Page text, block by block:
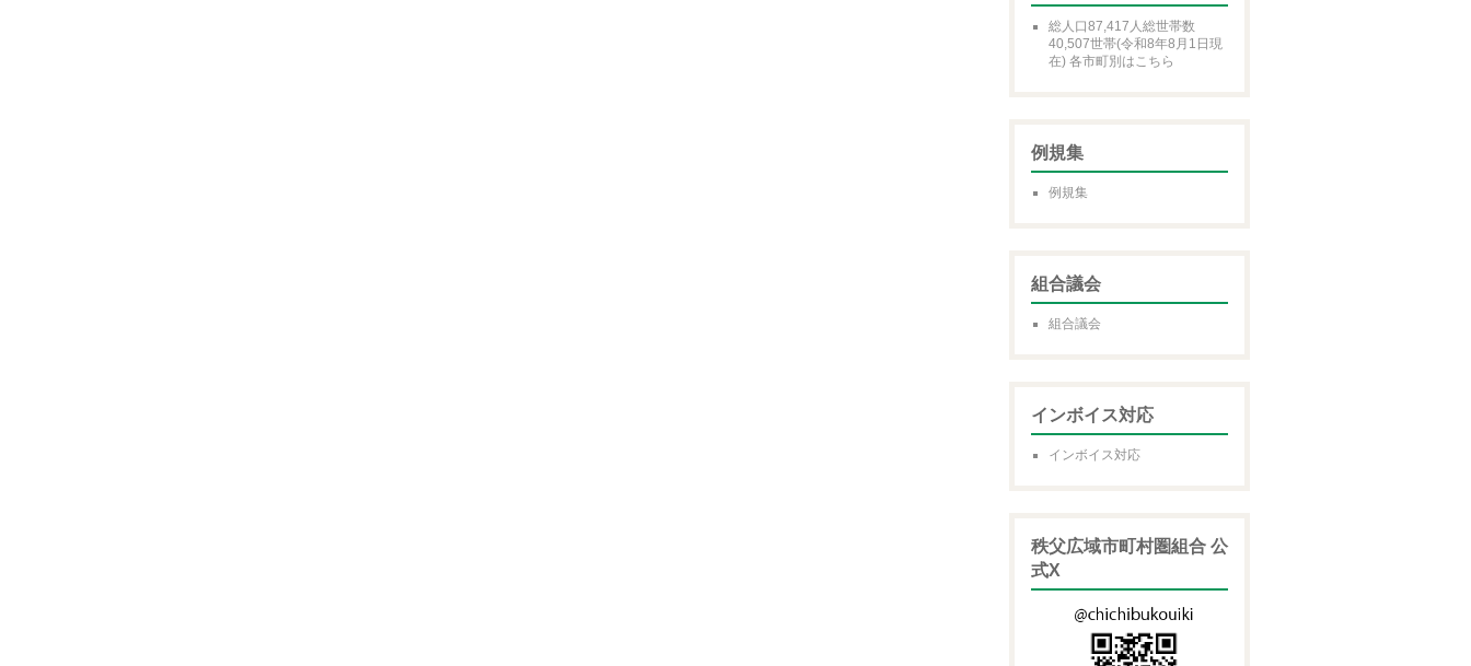
総人口87,417人総世帯数
40,507世帯(令和8年8月1日現
在) 各市町別はこちら
例規集
例規集
組合議会
組合議会
インボイス対応
インボイス対応
秩父広域市町村圏組合 公
式X